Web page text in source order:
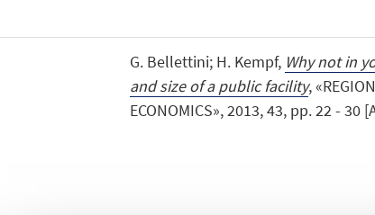
G. Bellettini; H. Kempf, Why not in
and size of a public facility,
ECONOMICS», 2013, 43, pp. 22 -